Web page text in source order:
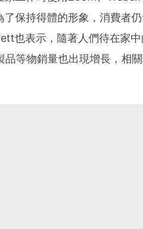
保持得體的形象，消費者
也表示，隨著人們待在家中
等物銷量也出現增長，相